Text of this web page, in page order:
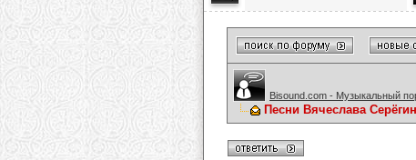
Bisound.com - Музыкальный
Песни Вячеслава